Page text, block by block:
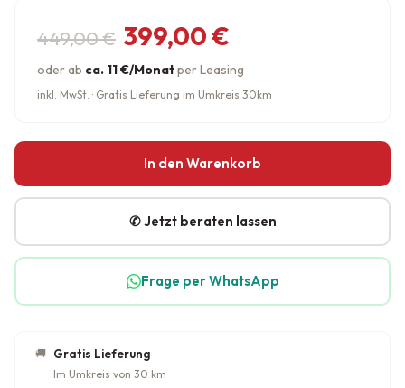
449,00€
Ursprünglicher Preis war:
399,00€
Aktueller Preis ist: 399,00 €.
oder ab ca. 11 €/Monatper Leasing
inkl. MwSt. · Gratis Lieferung im Umkreis 30km
In den Warenkorb
✆ Jetzt beraten lassen
Frage per WhatsApp
🚚 Gratis Lieferung
Im Umkreis von 30 km